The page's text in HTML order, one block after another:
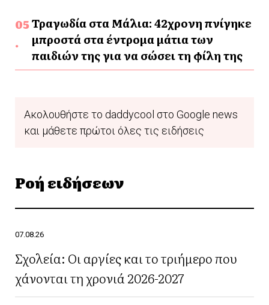
Τραγωδία στα Μάλια: 42χρονη πνίγηκε
μπροστά στα έντρομα μάτια των
παιδιών της για να σώσει τη φίλη της
Ακολουθήστε το daddycool στο Google news
και μάθετε πρώτοι όλες τις ειδήσεις
Ροή ειδήσεων
07.08.26
Σχολεία: Οι αργίες και το τριήμερο που
χάνονται τη χρονιά 2026-2027